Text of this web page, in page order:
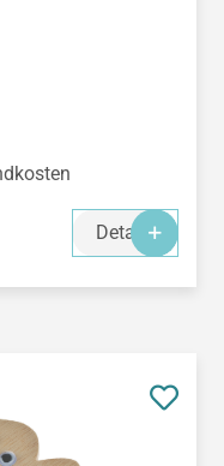
Details